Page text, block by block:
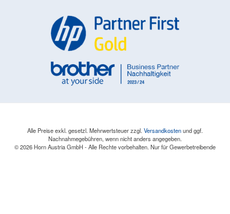
Alle Preise exkl. gesetzl. Mehrwertsteuer zzgl. Versandkostenund ggf.
Nachnahmegebühren, wenn nicht anders angegeben.
© 2026 Horn Austria GmbH - Alle Rechte vorbehalten. Nur für Gewerbetreibende